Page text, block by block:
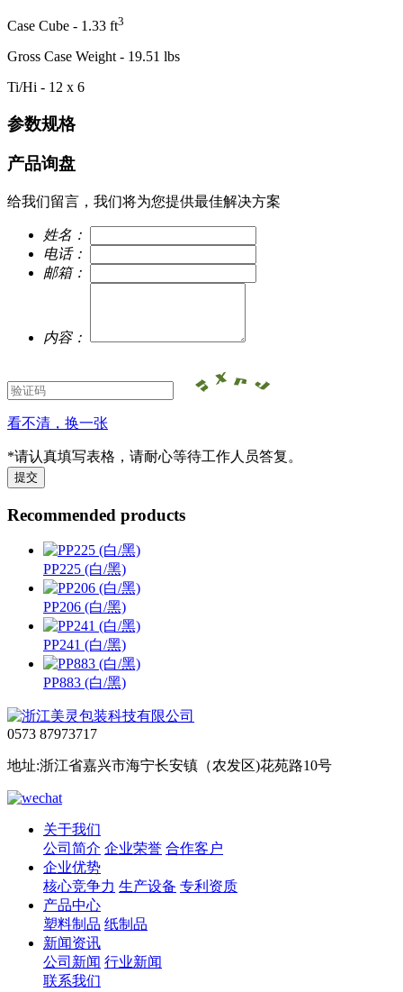
Case Cube - 1.33 ft3
Gross Case Weight - 19.51 lbs
Ti/Hi - 12 x 6
参数规格
产品询盘
给我们留言，我们将为您提供最佳解决方案
姓名：
电话：
邮箱：
内容：
看不清，换一张
*请认真填写表格，请耐心等待工作人员答复。
Recommended products
PP225 (白/黑)
PP206 (白/黑)
PP241 (白/黑)
PP883 (白/黑)
0573 87973717
地址:浙江省嘉兴市海宁长安镇（农发区)花苑路10号
关于我们
公司简介 企业荣誉 合作客户
企业优势
核心竞争力 生产设备 专利资质
产品中心
塑料制品 纸制品
新闻资讯
公司新闻 行业新闻
联系我们